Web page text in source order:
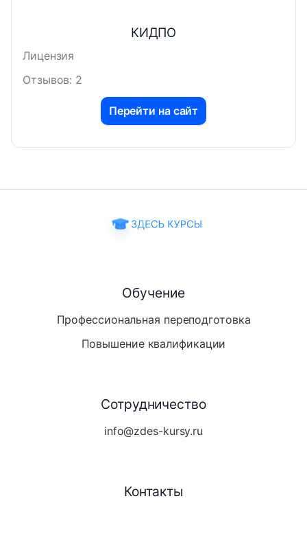
КИДПО
Лицензия
Отзывов: 2
Перейти на сайт
Обучение
Профессиональная переподготовка
Повышение квалификации
Сотрудничество
info@zdes-kursy.ru
Контакты